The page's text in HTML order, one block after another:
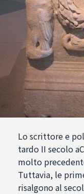
Lo scrittore e
tardo II secolo
molto
Tuttavia, le
risalgono al